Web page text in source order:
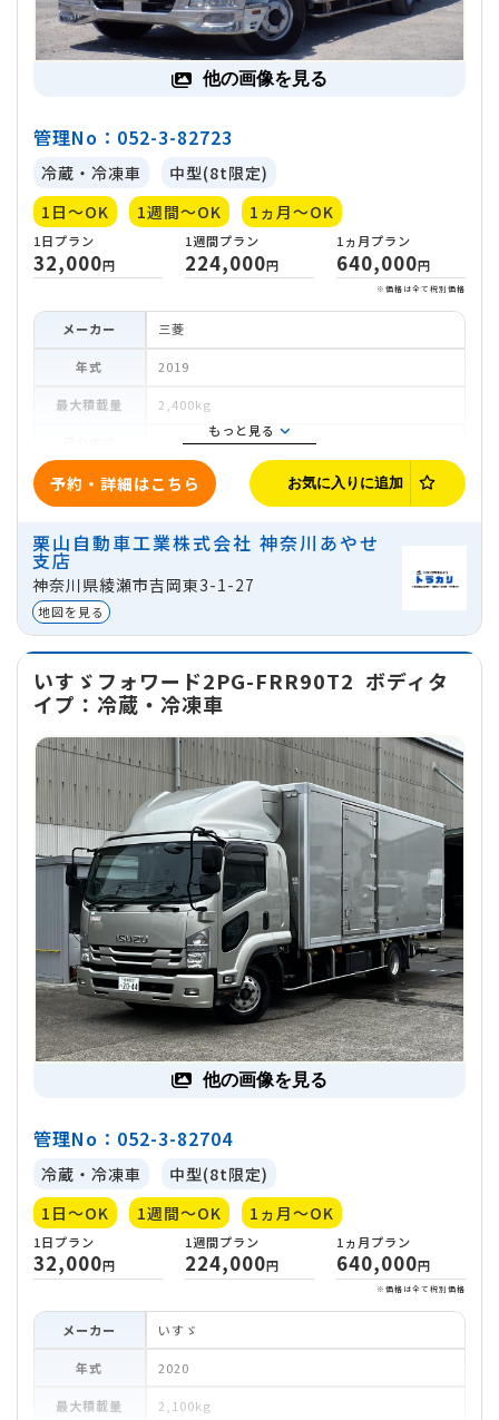
1日 プラン
32,000円
1週間プラン
224,000円
1ヵ月プ
他の画像を見る
予約・詳細はこちら お気に入りに追加
管理No：052-3-82723
冷蔵・冷凍車
中型(8t限定)
1日～OK
1週間～OK 1ヵ月～OK
メーカー 三菱
年式 2019
最大積載量 2,400kg
車両寸法
地域 神奈川県綾瀬市吉岡東3-1-27
貸出区分 法人
もっと見る
栗山自動車工業株式会社 神奈川あやせ
支店
神奈川県綾瀬市吉岡東3-1-27
地図を見る
他の画像を見る
いすゞフォワード2PG-FRR90T2 ボディタ
イプ：冷蔵・冷凍車
管理No：052-3-82704
冷蔵・冷凍車
中型(8t限定)
1日～OK
1週間～OK 1ヵ月～OK
メーカー いすゞ
年式 2020
最大積載量 2,100kg